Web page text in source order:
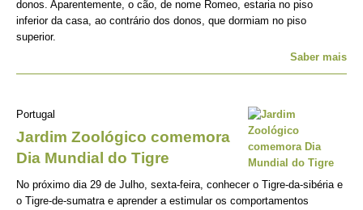
donos. Aparentemente, o cão, de nome Romeo, estaria no piso
inferior da casa, ao contrário dos donos, que dormiam no piso
superior.
Saber mais
Portugal
Jardim Zoológico comemora
Dia Mundial do Tigre
No próximo dia 29 de Julho, sexta-feira, conhecer o Tigre-da-sibéria e
o Tigre-de-sumatra e aprender a estimular os comportamentos